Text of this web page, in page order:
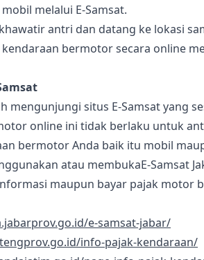
melalui E-Samsat.
antri dan datang ke lokasi
bermotor secara online
mengunjungi situs E-Samsat yang
online ini tidak berlaku untuk
bermotor Anda baik itu mobil
atau membukaE-Samsat
maupun bayar pajak motor
e-samsat-jabar/
info-pajak-kendaraan/